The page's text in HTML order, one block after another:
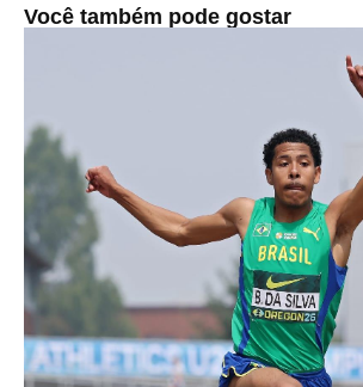
Você também pode gostar